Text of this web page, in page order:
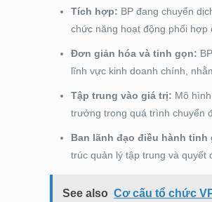
Tích hợp: BP đang chuyển
chức năng hoạt động phối hợp
Đơn giản hóa và tinh gọn:
lĩnh vực kinh doanh chính,
Tập trung vào giá trị: Mô
trưởng trong quá trình chuyển
Ban lãnh đạo điều hành tinh
trúc quản lý tập trung và quyết
See also Cơ cấu tổ chức